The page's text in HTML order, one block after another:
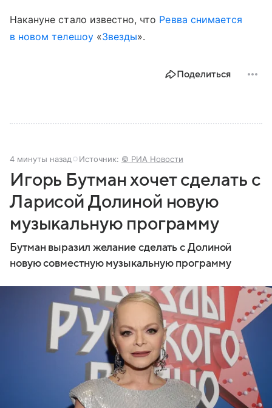
Накануне стало известно, что Ревва снимается
в новом телешоу«Звезды».
Поделиться
4 минуты назад Источник: © РИА Новости
Игорь Бутман хочет сделать с
Ларисой Долиной новую
музыкальную программу
Бутман выразил желание сделать с Долиной
новую совместную музыкальную программу